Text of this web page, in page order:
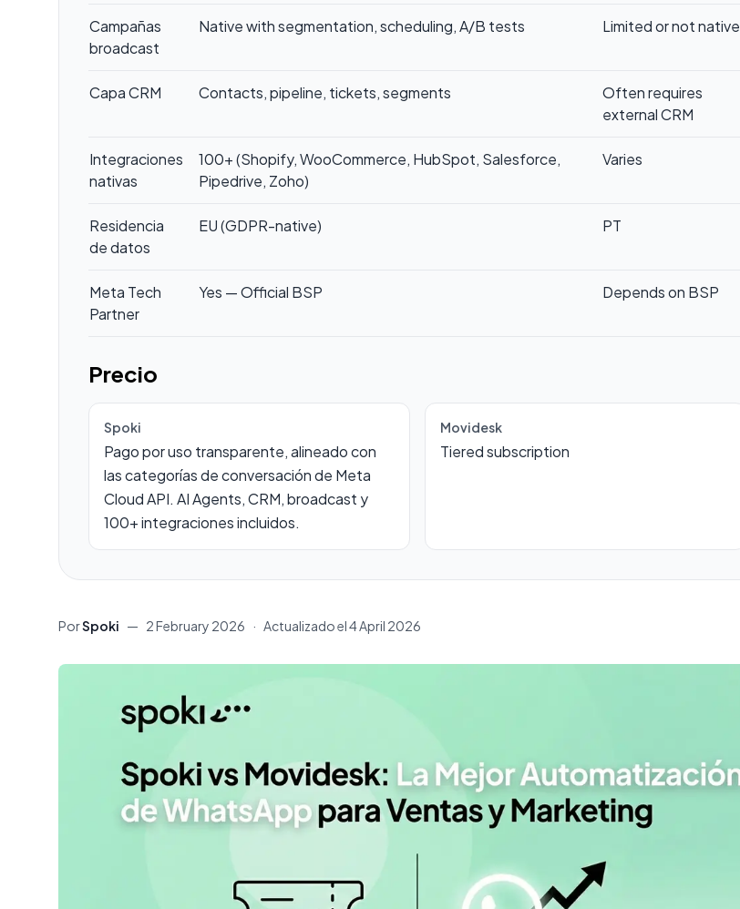
Campañas
broadcast
Native with segmentation, scheduling, A/B tests Limited or not native
Capa CRM Contacts, pipeline, tickets, segments
Often requires
external CRM
Integraciones
nativas
100+ (Shopify, WooCommerce, HubSpot, Salesforce,
Pipedrive, Zoho)
Varies
Residencia
de datos
EU (GDPR-native) PT
Meta Tech
Partner
Yes — Official BSP Depends on BSP
Precio
Spoki
Pago por uso transparente, alineado con
las categorías de conversación de Meta
Cloud API. AI Agents, CRM, broadcast y
100+ integraciones incluidos.
Movidesk
Tiered subscription
PorSpoki — 2 February 2026 · Actualizado el4 April 2026
Contenido